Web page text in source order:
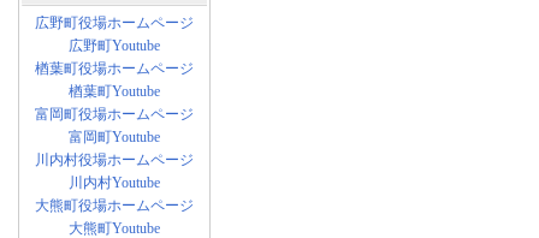
広野町役場ホームページ
広野町Youtube
楢葉町役場ホームページ
楢葉町Youtube
富岡町役場ホームページ
富岡町Youtube
川内村役場ホームページ
川内村Youtube
大熊町役場ホームページ
大熊町Youtube